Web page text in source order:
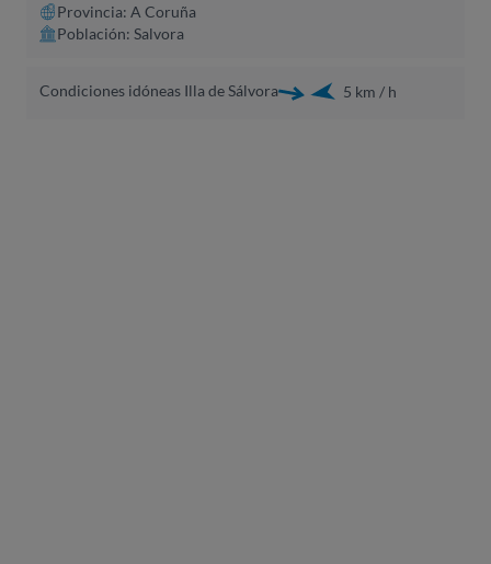
Provincia: A Coruña​
Población: Salvora
Condiciones idóneas Illa de Sálvora 5 km / h